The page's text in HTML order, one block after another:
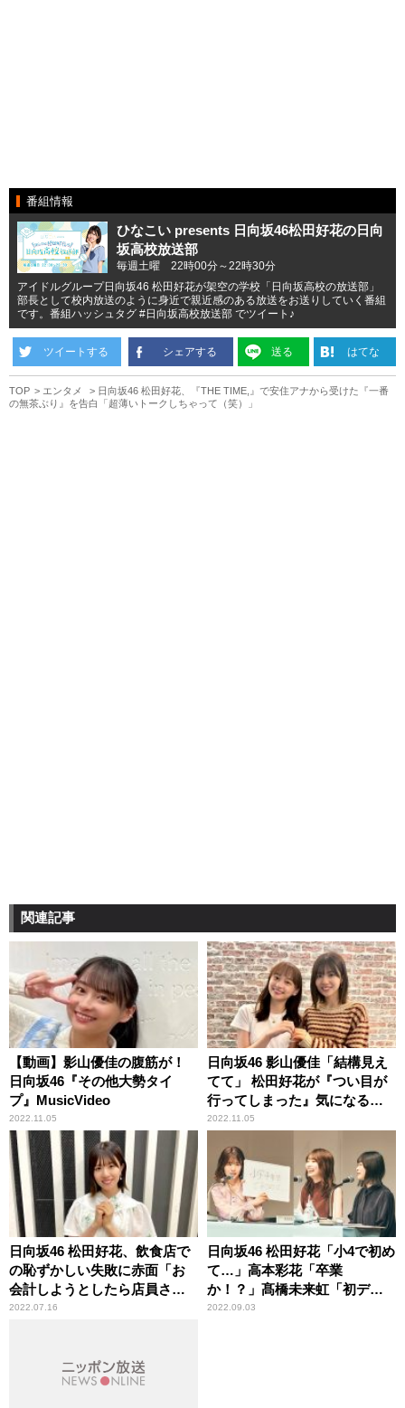
番組情報
ひなこい presents 日向坂46松田好花の日向
坂高校放送部
毎週土曜 22時00分～22時30分
アイドルグループ日向坂46 松田好花が架空の学校「日向坂高校の放送部」
部長として校内放送のように身近で親近感のある放送をお送りしていく番組
です。番組ハッシュタグ #日向坂高校放送部 でツイート♪
ツイートする シェアする 送る はてな
TOP エンタメ
日向坂46 松田好花、『THE TIME,』で安住アナから受けた『一番
の無茶ぶり』を告白「超薄いトークしちゃって（笑）」
関連記事
【動画】影山優佳の腹筋が！
日向坂46『その他大勢タイ
プ』MusicVideo
2022.11.05
日向坂46 影山優佳「結構見え
てて」 松田好花が『つい目が
行ってしまった』気になる衣
装
2022.11.05
日向坂46 松田好花、飲食店で
の恥ずかしい失敗に赤面「お
会計しようとしたら店員さん
が……」
2022.07.16
日向坂46 松田好花「小4で初め
て…」高本彩花「卒業
か！？」髙橋未来虹「初デー
ト！」 どこにも出してない
2022.09.03